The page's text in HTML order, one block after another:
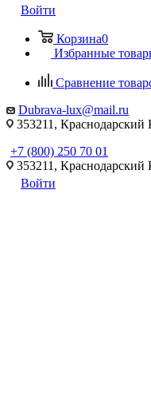
Войти
Корзина0
Избранные
Сравнение
Dubrava-lux@mail.ru
353211, Краснодарский
+7 (800) 250 70 01
353211, Краснодарский
Войти